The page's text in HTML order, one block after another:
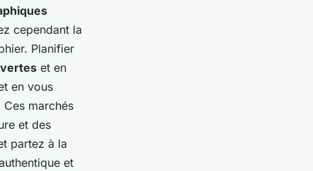
cependant la
Planifier
et en
en vous
marchés
et des
partez à la
et